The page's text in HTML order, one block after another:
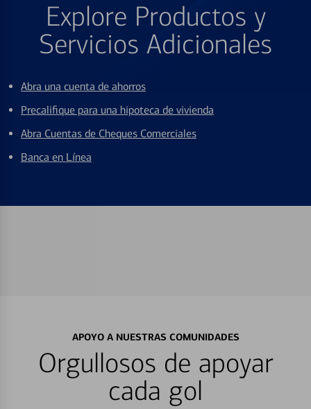
Explore Productos y
Servicios Adicionales
Abra una cuenta de ahorros
Precalifique para una hipoteca de vivienda
Abra Cuentas de Cheques Comerciales
Banca en Línea
APOYO A NUESTRAS COMUNIDADES
Orgullosos de apoyar
cada gol